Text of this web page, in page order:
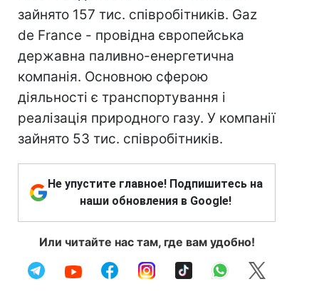
зайнято 157 тис. співробітників. Gaz
de France - провідна європейська
державна паливно-енергетична
компанія. Основною сферою
діяльності є транспортування і
реалізація природного газу. У компанії
зайнято 53 тис. співробітників.
Не упустите главное! Подпишитесь на
наши обновления в Google!
Или читайте нас там, где вам удобно!